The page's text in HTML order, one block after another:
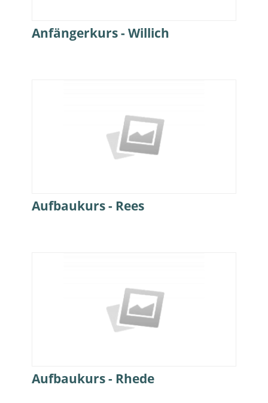
Anfängerkurs - Willich
Aufbaukurs - Rees
Aufbaukurs - Rhede